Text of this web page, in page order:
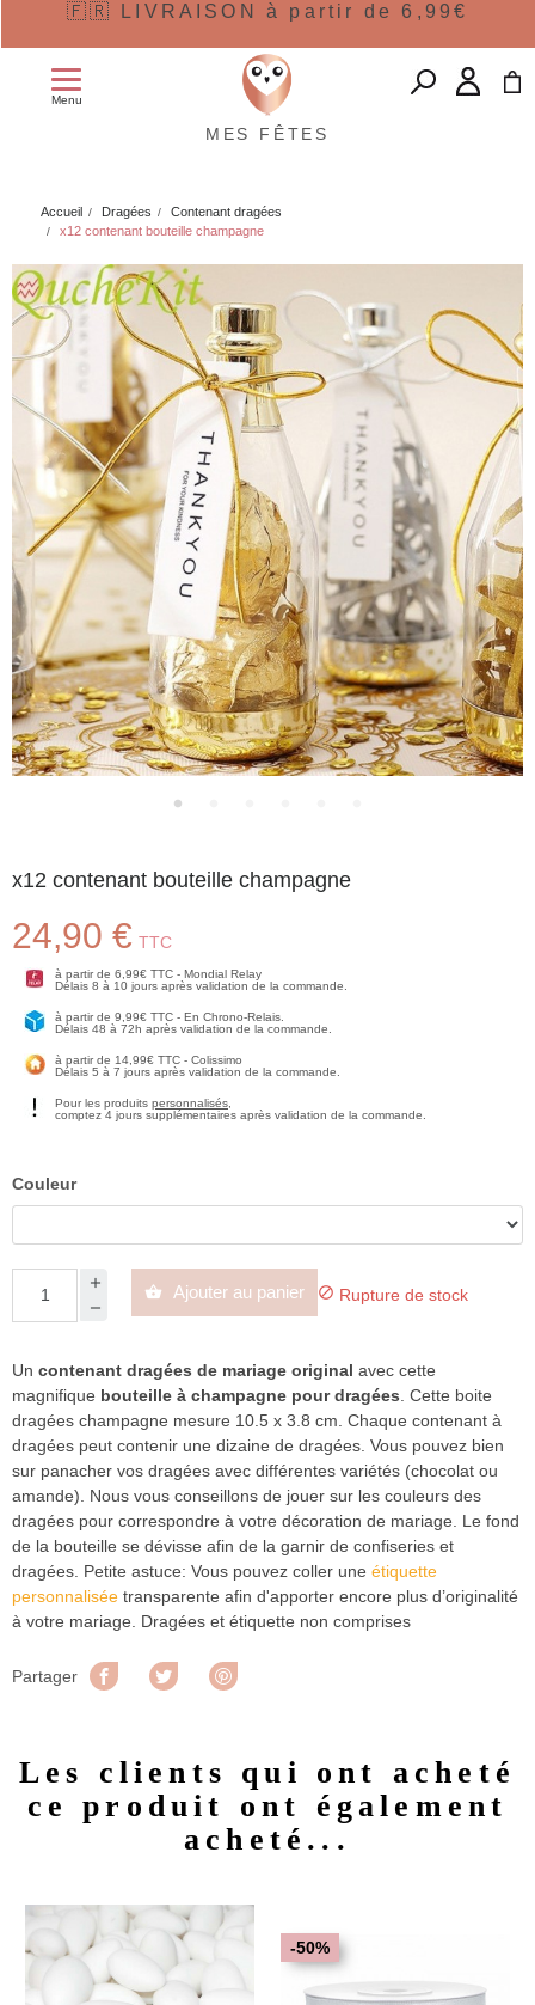
🇫🇷 LIVRAISON à partir de 6,99€
Menu
MES FÊTES
Accueil Dragées
Contenant dragées
x12 contenant bouteille champagne
x12 contenant bouteille champagne
24,90 € TTC
à partir de 6,99€ TTC - Mondial Relay
Délais 8 à 10 jours après validation de la commande.
à partir de 9,99€ TTC - En Chrono-Relais.
Délais 48 à 72h après validation de la commande.
à partir de 14,99€ TTC - Colissimo
Délais 5 à 7 jours après validation de la commande.
Pour les produits personnalisés
comptez 4 jours supplémentaires après validation de la commande.
Couleur
 Ajouter au panier  Rupture de stock
Un contenant dragées de mariage original avec cette
magnifique bouteille à champagne pour dragées . Cette boite
dragées champagne mesure 10.5 x 3.8 cm. Chaque contenant à
dragées peut contenir une dizaine de dragées. Vous pouvez bien
sur panacher vos dragées avec différentes variétés (chocolat ou
amande). Nous vous conseillons de jouer sur les couleurs des
dragées pour correspondre à votre décoration de mariage. Le fond
de la bouteille se dévisse afin de la garnir de confiseries et
dragées. Petite astuce: Vous pouvez coller une étiquette
personnalisée transparente afin d'apporter encore plus d’originalité
à votre mariage. Dragées et étiquette non comprises
Partager Partager Tweet
Les clients qui ont acheté
ce produit ont également
acheté...
-50%